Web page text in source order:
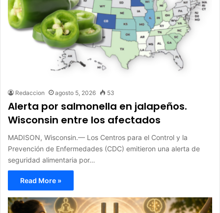
Redaccion agosto 5, 2026 53
Alerta por salmonella en jalapeños.
Wisconsin entre los afectados
MADISON, Wisconsin.— Los Centros para el Control y la
Prevención de Enfermedades (CDC) emitieron una alerta de
seguridad alimentaria por…
Read More »